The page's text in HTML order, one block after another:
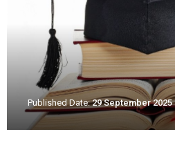
Published Date:29 September 2025